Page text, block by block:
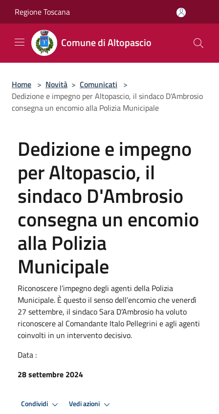
Regione Toscana
Comune di Altopascio
Home > Novità > Comunicati >
Dedizione e impegno per Altopascio, il sindaco D'Ambrosio
consegna un encomio alla Polizia Municipale
Dedizione e impegno
per Altopascio, il
sindaco D'Ambrosio
consegna un encomio
alla Polizia
Municipale
Riconoscere l’impegno degli agenti della Polizia
Municipale. È questo il senso dell’encomio che venerdì
27 settembre, il sindaco Sara D’Ambrosio ha voluto
riconoscere al Comandante Italo Pellegrini e agli agenti
coinvolti in un intervento decisivo.
Data :
28 settembre 2024
Condividi Vedi azioni